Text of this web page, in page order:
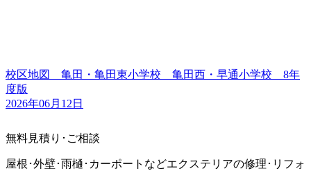
校区地図 亀田・亀田東小学校 亀田西・早通小学校 8年
度版
2026年06月12日
無料見積り･ご相談
屋根･外壁･雨樋･カーポートなどエクステリアの修理･リフォ